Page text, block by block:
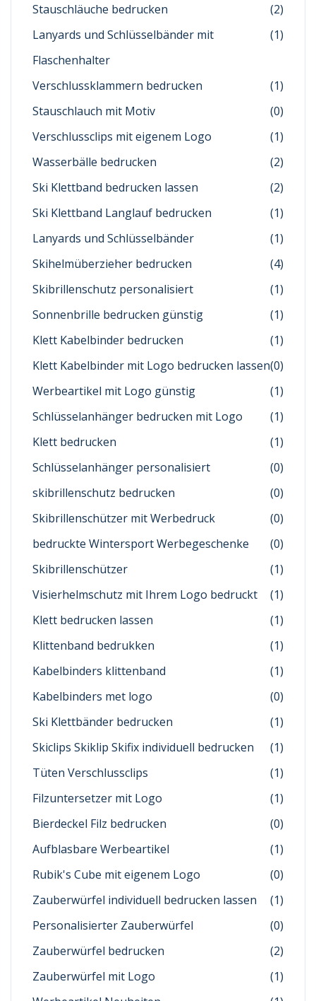
Stauschläuche bedrucken
(2)
Lanyards und Schlüsselbänder mit
Flaschenhalter
(1)
Verschlussklammern bedrucken
(1)
Stauschlauch mit Motiv
(0)
Verschlussclips mit eigenem Logo
(1)
Wasserbälle bedrucken
(2)
Ski Klettband bedrucken lassen
(2)
Ski Klettband Langlauf bedrucken
(1)
Lanyards und Schlüsselbänder
(1)
Skihelmüberzieher bedrucken
(4)
Skibrillenschutz personalisiert
(1)
Sonnenbrille bedrucken günstig
(1)
Klett Kabelbinder bedrucken
(1)
Klett Kabelbinder mit Logo bedrucken lassen(0)
Werbeartikel mit Logo günstig
(1)
Schlüsselanhänger bedrucken mit Logo
(1)
Klett bedrucken
(1)
Schlüsselanhänger personalisiert
(0)
skibrillenschutz bedrucken
(0)
Skibrillenschützer mit Werbedruck
(0)
bedruckte Wintersport Werbegeschenke
(0)
Skibrillenschützer
(1)
Visierhelmschutz mit Ihrem Logo bedruckt
(1)
Klett bedrucken lassen
(1)
Klittenband bedrukken
(1)
Kabelbinders klittenband
(1)
Kabelbinders met logo
(0)
Ski Klettbänder bedrucken
(1)
Skiclips Skiklip Skifix individuell bedrucken
(1)
Tüten Verschlussclips
(1)
Filzuntersetzer mit Logo
(1)
Bierdeckel Filz bedrucken
(0)
Aufblasbare Werbeartikel
(1)
Rubik's Cube mit eigenem Logo
(0)
Zauberwürfel individuell bedrucken lassen
(1)
Personalisierter Zauberwürfel
(0)
Zauberwürfel bedrucken
(2)
Zauberwürfel mit Logo
(1)